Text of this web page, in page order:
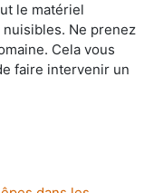
le matériel
Ne prenez
Cela vous
faire intervenir un